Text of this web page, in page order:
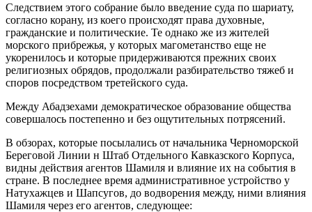
Следствием этого собрание было введение суда по шариату,
согласно корану, из коего происходят права духовные,
гражданские и политические. Те однако же из жителей
морского прибрежья, у которых магометанство еще не
укоренилось и которые придерживаются прежних своих
религиозных обрядов, продолжали разбирательство тяжеб и
споров посредством третейского суда.
Между Абадзехами демократическое образование общества
совершалось постепенно и без ощутительных потрясений.
В обзорах, которые посылались от начальника Черноморской
Береговой Линии н Штаб Отдельного Кавказского Корпуса,
видны действия агентов Шамиля и влияние их на события в
стране. В последнее время административное устройство у
Натухажцев и Шапсугов, до водворения между, ними влияния
Шамиля через его агентов, следующее: